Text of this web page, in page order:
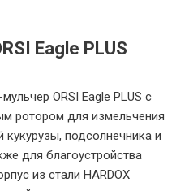
Eagle PLUS
ORSI Eagle PLUS с
ротором для измельчения
кукурузы, подсолнечника и
для благоустройства
из стали HARDOX